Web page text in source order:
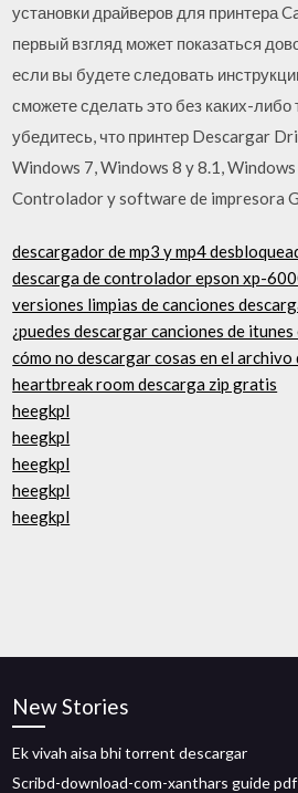
установки драйверов для принтера
первый взгляд может показаться
если вы будете следовать
сможете сделать это без каких-
убедитесь, что принтер Descargar
Windows 7, Windows 8 y 8.1, Windows
Controlador y software de impresora
descargador de mp3 y mp4
descarga de controlador epson xp-
versiones limpias de canciones
¿puedes descargar canciones de itunes
cómo no descargar cosas en el archivo
heartbreak room descarga zip gratis
heegkpl
heegkpl
heegkpl
heegkpl
heegkpl
New Stories
Ek vivah aisa bhi torrent descargar
Scribd-download-com-xanthars guide pdf